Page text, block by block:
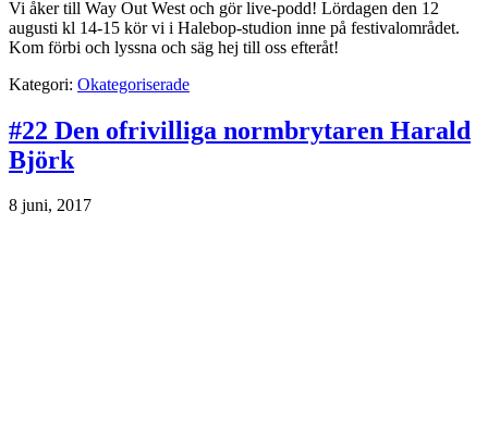
Vi åker till Way Out West och gör live-podd! Lördagen den 12
augusti kl 14-15 kör vi i Halebop-studion inne på festivalområdet.
Kom förbi och lyssna och säg hej till oss efteråt!
Kategori: Okategoriserade
#22 Den ofrivilliga normbrytaren Harald
Björk
8 juni, 2017